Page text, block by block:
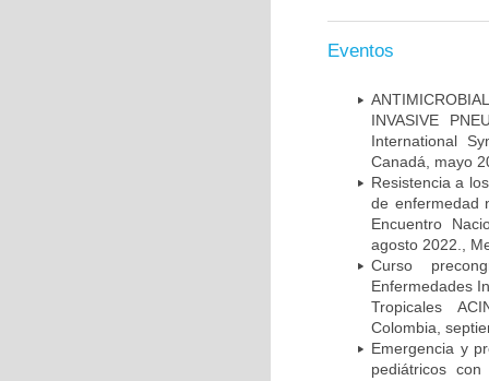
Eventos
INVASIVE
International
Canadá, mayo
Resistencia a
de enfermedad
Encuentro
agosto 2022.,
Curso
Enfermedades
Tropicales
Colombia,
Emergencia y
pediátricos